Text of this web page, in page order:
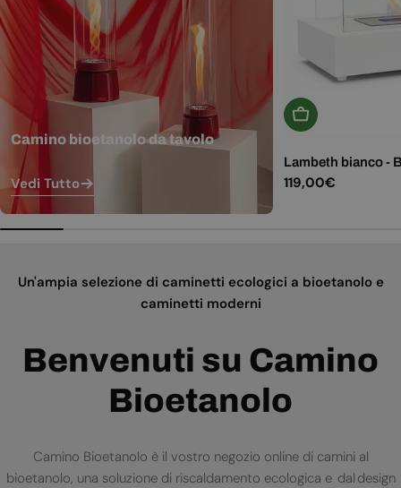
Camino bioetanolo da tavolo
Vedi Tutto
Aggiungi Al
Lambeth bianco -
Prezzo
119,00€
Un'ampia selezione di caminetti ecologici a bioetanolo e
caminetti moderni
Benvenuti su Camino
Bioetanolo
Camino Bioetanolo è il vostro negozio online di camini al
bioetanolo, una soluzione di riscaldamento ecologica e dal design